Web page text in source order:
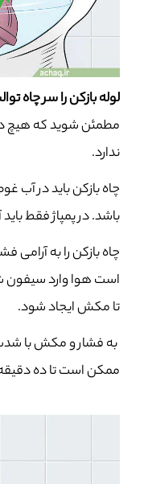
لوله بازکن را سر چاه
مطمئن شوید که هیچ
ندارد.
چاه بازکن باید در آب
باشد. در پمپاژ فقط
چاه بازکن را به آرامی
است هوا وارد
تا مکش ایجاد شود.
به فشار و مکش با
ممکن است تا ده